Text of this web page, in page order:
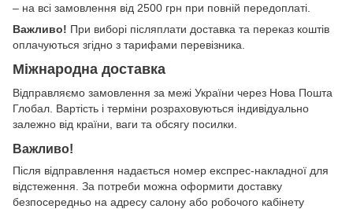
– на всі замовлення від 2500 грн при повній передоплаті.
Важливо! При виборі післяплати доставка та переказ коштів
оплачуються згідно з тарифами перевізника.
Міжнародна доставка
Відправляємо замовлення за межі України через Нова Пошта
Глобал. Вартість і терміни розраховуються індивідуально
залежно від країни, ваги та обсягу посилки.
Важливо!
Після відправлення надається номер експрес-накладної для
відстеження. За потреби можна оформити доставку
безпосередньо на адресу салону або робочого кабінету